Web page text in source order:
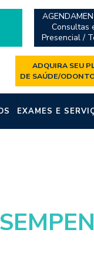
Consultas
Presencial /
ADQUIRA SEU
DE SAÚDE/
EXAMES E